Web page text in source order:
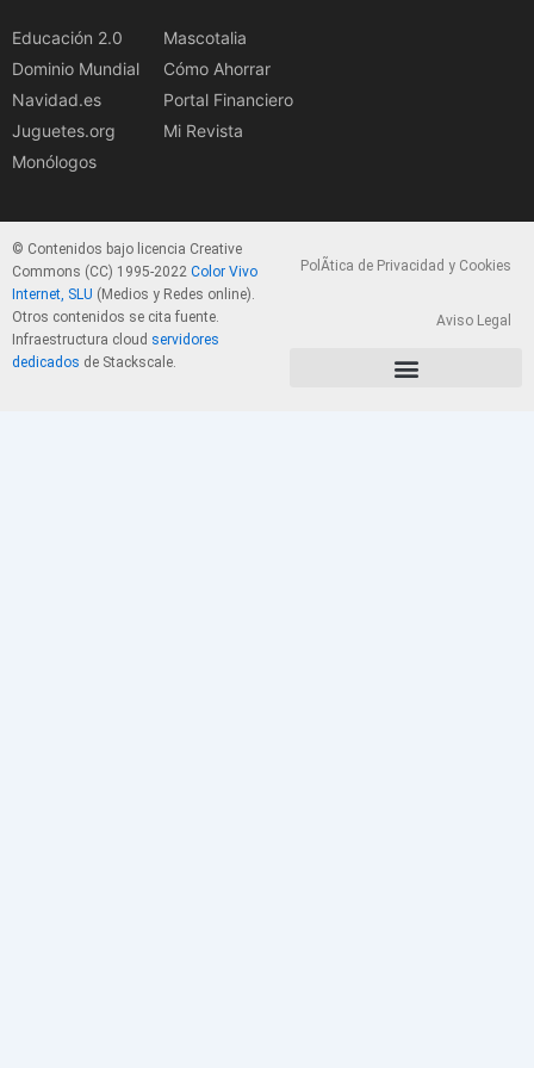
Educación 2.0
Dominio Mundial
Navidad.es
Juguetes.org
Monólogos
Mascotalia
Cómo Ahorrar
Portal Financiero
Mi Revista
© Contenidos bajo licencia Creative
Commons (CC) 1995-2022 Color Vivo
Internet, SLU (Medios y Redes online).
Otros contenidos se cita fuente.
Infraestructura cloud servidores
dedicados de Stackscale.
PolÃ­tica de Privacidad y Cookies
Aviso Legal